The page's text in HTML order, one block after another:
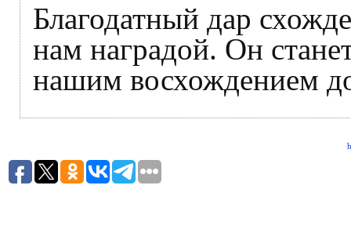
Благодатный дар
нам наградой. Он
нашим восхождением